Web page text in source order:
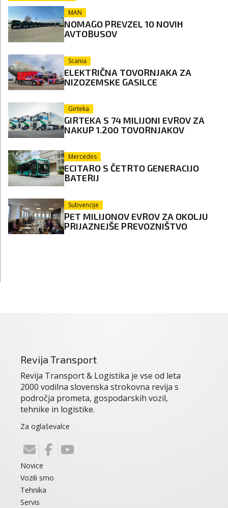
MAN
NOMAGO PREVZEL 10 NOVIH
AVTOBUSOV
Scania
ELEKTRIČNA TOVORNJAKA ZA
NIZOZEMSKE GASILCE
Girteka
GIRTEKA S 74 MILIJONI EVROV ZA
NAKUP 1.200 TOVORNJAKOV
Mercedes
ECITARO S ČETRTO GENERACIJO
BATERIJ
Subvencije
PET MILIJONOV EVROV ZA OKOLJU
PRIJAZNEJŠE PREVOZNIŠTVO
Revija Transport
Revija Transport & Logistika je vse od leta
2000 vodilna slovenska strokovna revija s
področja prometa, gospodarskih vozil,
tehnike in logistike.
Za oglaševalce
Novice
Vozili smo
Tehnika
Servis